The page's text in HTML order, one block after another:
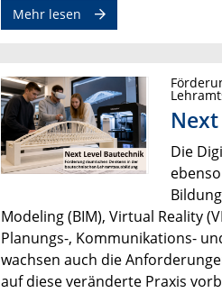
Mehr lesen
Die
Modeling (BIM), Virtual Reality
Planungs-, Kommunikations-
wachsen auch die
auf diese veränderte Praxis